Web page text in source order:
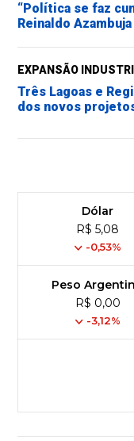
“Política se faz
Reinaldo
EXPANSÃO
Três Lagoas e
dos novos
Dólar
R$ 5,08
-0,53%
Peso
R$ 0,00
-3,12%